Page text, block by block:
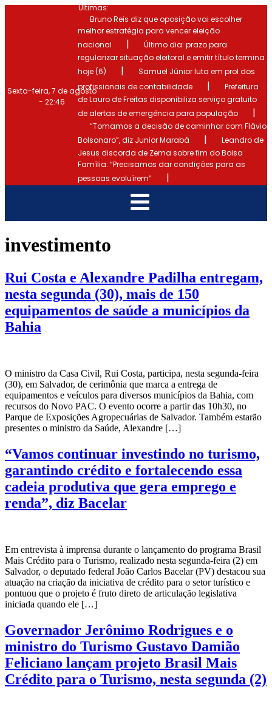
Sexta-feira, 7 de agosto
- 22:46
Últimas:
Bruno Reis diz que oposição vai escolher
melhor estratégia para vencer eleição
nacional
|
Último dia: prazo para
regularizar situação eleitoral e emitir título termina
hoje (6)
|
Samuel Júnior luta em prol dos
profissionais de contabilidade
|
Prefeitura
de Lauro de Freitas disponibiliza serviço gratuito
de alertas de emergência para população
|
“Tomamos a decisão de caminhar com Flávio
Bolsonaro”, diz Junior Marabá
|
Leandro de
Jesus discorda de Zema sobre fim do Bolsa
Família: “Precisamos dar condições para as
pessoas evoluírem”
|
investimento
Rui Costa e Alexandre Padilha entregam,
nesta segunda (30), mais de 150
equipamentos de saúde a municípios da
Bahia
O ministro da Casa Civil, Rui Costa, participa, nesta segunda-feira
(30), em Salvador, de cerimônia que marca a entrega de
equipamentos e veículos para diversos municípios da Bahia, com
recursos do Novo PAC. O evento ocorre a partir das 10h30, no
Parque de Exposições Agropecuárias de Salvador. Também estarão
presentes o ministro da Saúde, Alexandre […]
“Vamos continuar investindo no turismo,
garantindo crédito e fortalecendo essa
cadeia produtiva que gera emprego e
renda”, diz Bacelar
Em entrevista à imprensa durante o lançamento do programa Brasil
Mais Crédito para o Turismo, realizado nesta segunda-feira (2) em
Salvador, o deputado federal João Carlos Bacelar (PV) destacou sua
atuação na criação da iniciativa de crédito para o setor turístico e
pontuou que o projeto é fruto direto de articulação legislativa
iniciada quando ele […]
Governador Jerônimo Rodrigues e o
ministro do Turismo Gustavo Damião
Feliciano lançam projeto Brasil Mais
Crédito para o Turismo, nesta segunda (2)